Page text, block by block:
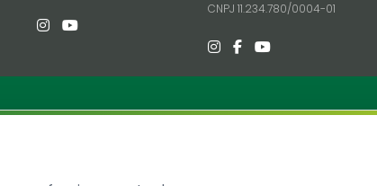
CNPJ 11.234.780/0004-01
484 - Km 02, Fronteira Sul